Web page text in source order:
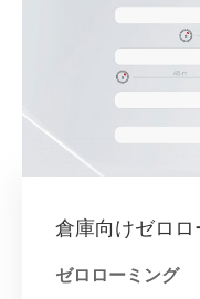
倉庫向けゼロ
ゼロローミング